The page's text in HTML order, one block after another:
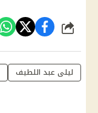
شارك
ليلى عبد اللطيف